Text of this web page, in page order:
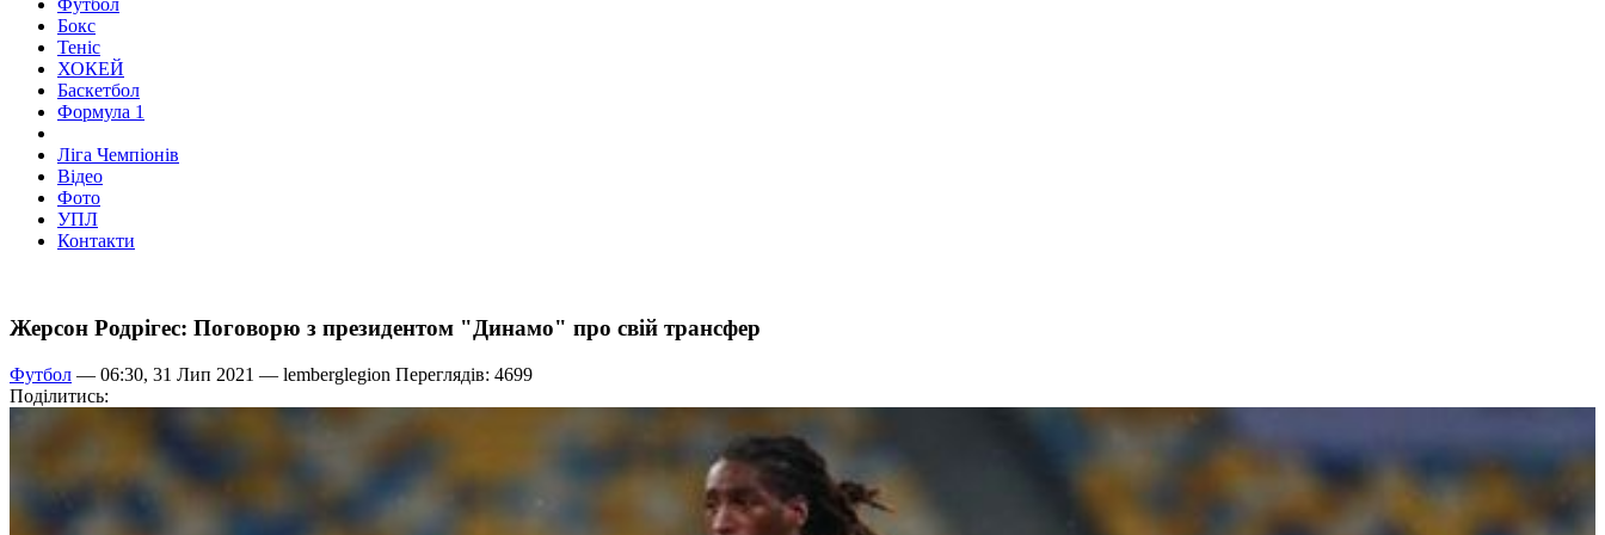
Футбол
Бокс
Теніс
ХОКЕЙ
Баскетбол
Формула 1
Ліга Чемпіонів
Відео
Фото
УПЛ
Контакти
Жерсон Родрігес: Поговорю з президентом "Динамо" про свій трансфер
Футбол — 06:30, 31 Лип 2021 — lemberglegion Переглядів: 4699
Поділитись: